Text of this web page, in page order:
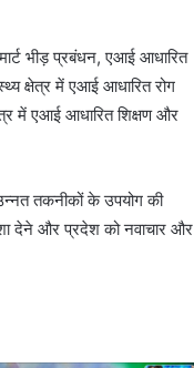
भीड़ प्रबंधन, एआई आधारित
क्षेत्र में एआई आधारित रोग
में एआई आधारित शिक्षण और
तकनीकों के उपयोग की
देने और प्रदेश को नवाचार और